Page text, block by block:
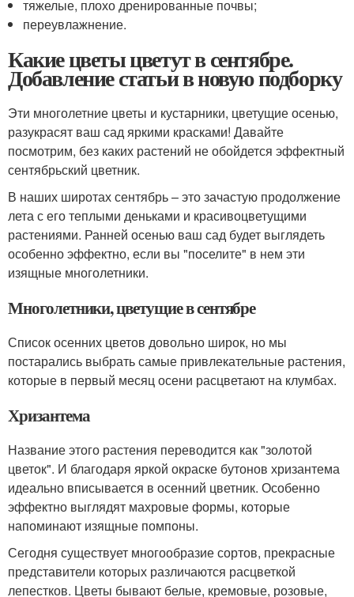
тяжелые, плохо дренированные почвы;
переувлажнение.
Какие цветы цветут в сентябре.
Добавление статьи в новую подборку
Эти многолетние цветы и кустарники, цветущие осенью,
разукрасят ваш сад яркими красками! Давайте
посмотрим, без каких растений не обойдется эффектный
сентябрьский цветник.
В наших широтах сентябрь – это зачастую продолжение
лета с его теплыми деньками и красивоцветущими
растениями. Ранней осенью ваш сад будет выглядеть
особенно эффектно, если вы "поселите" в нем эти
изящные многолетники.
Многолетники, цветущие в сентябре
Список осенних цветов довольно широк, но мы
постарались выбрать самые привлекательные растения,
которые в первый месяц осени расцветают на клумбах.
Хризантема
Название этого растения переводится как "золотой
цветок". И благодаря яркой окраске бутонов хризантема
идеально вписывается в осенний цветник. Особенно
эффектно выглядят махровые формы, которые
напоминают изящные помпоны.
Сегодня существует многообразие сортов, прекрасные
представители которых различаются расцветкой
лепестков. Цветы бывают белые, кремовые, розовые,